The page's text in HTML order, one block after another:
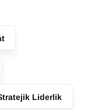
Liderlik